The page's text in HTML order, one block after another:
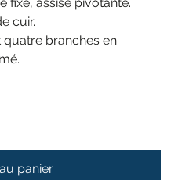
cuir.
quatre branches en
panier